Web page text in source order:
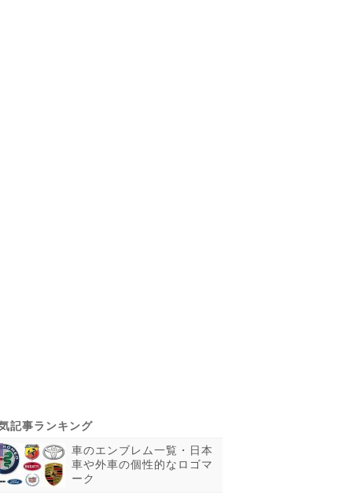
車のエンブレム一覧・日本
車や外車の個性的なロゴマ
ーク